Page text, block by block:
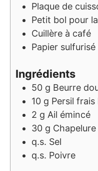
Plaque de
Petit bol pour
Cuillère à café
Papier sulfurisé
Ingrédients
50 g Beurre
10 g Persil frais
2 g Ail émincé
30 g Chapelure
q.s. Sel
q.s. Poivre